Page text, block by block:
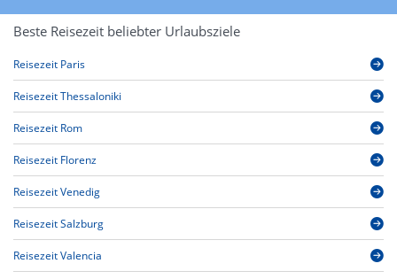
Beste Reisezeit beliebter Urlaubsziele
Reisezeit Paris
Reisezeit Thessaloniki
Reisezeit Rom
Reisezeit Florenz
Reisezeit Venedig
Reisezeit Salzburg
Reisezeit Valencia